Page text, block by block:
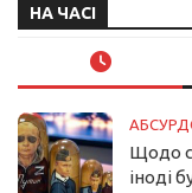
НА ЧАСІ
Щодо
іноді